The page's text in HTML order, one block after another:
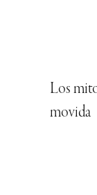
Los
movida